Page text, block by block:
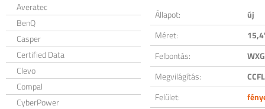
Averatec
BenQ
Casper
Certified Data
Clevo
Compal
CyberPower
Állapot:
új
Méret:
Felbontás:
Megvilágítás:
CCFL
Felület: